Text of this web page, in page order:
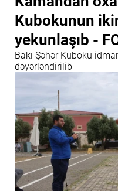
Kubokunun
yekunlaşıb -
Bakı Şəhər Kuboku
dəyərləndirilib